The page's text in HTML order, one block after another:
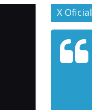
X Oficial